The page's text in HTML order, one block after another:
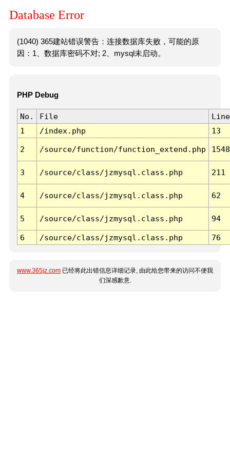
Database Error
(1040) 365建站错误警告：连接数据库失败，可能的原
因：1、数据库密码不对; 2、mysql未启动。
PHP Debug
No. File
Line
1
/index.php 13
2 /source/function/function_extend.php 1548
3 /source/class/jzmysql.class.php 211
4 /source/class/jzmysql.class.php 62
5 /source/class/jzmysql.class.php 94
6 /source/class/jzmysql.class.php 76
www.365jz.com 已经将此出错信息详细记录, 由此给您带来的访问不便我
们深感歉意.